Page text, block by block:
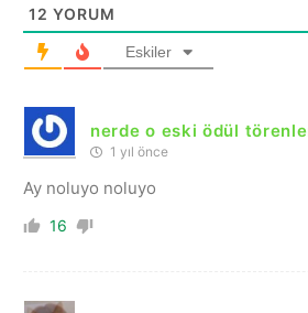
12 YORUM
Eskiler
nerde o eski ödül
1 yıl önce
Ay noluyo noluyo
16